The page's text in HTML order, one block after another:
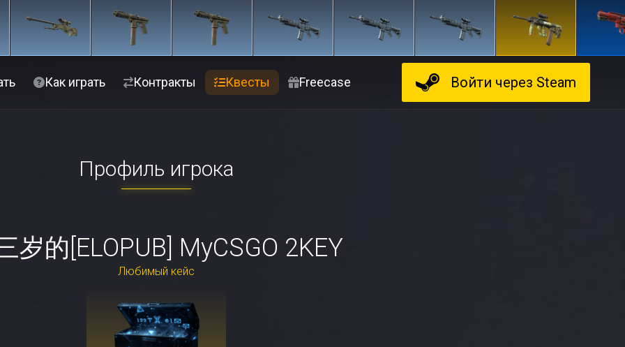
Как играть Контракты Квесты Freecase Войти через Steam
Профиль игрока
岁的[ELOPUB] MyCSGO 2KEY
Любимый кейс